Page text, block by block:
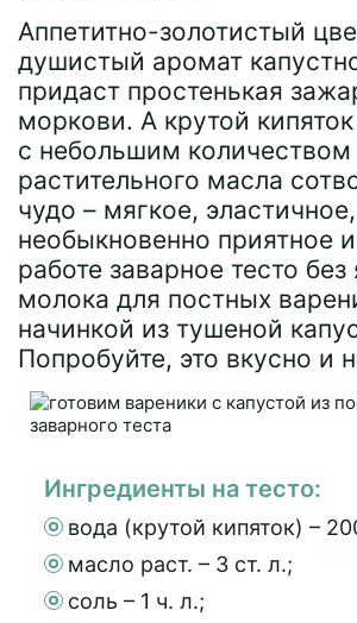
Аппетитно-золотистый
душистый аромат
придаст простенькая
моркови. А крутой
с небольшим количеством
растительного масла
чудо – мягкое, эластичное,
необыкновенно приятное
работе заварное тесто без
молока для постных
начинкой из тушеной
Попробуйте, это вкусно и
Ингредиенты на тесто:
вода (крутой кипяток) –
масло раст. – 3 ст. л.;
соль – 1 ч. л.;